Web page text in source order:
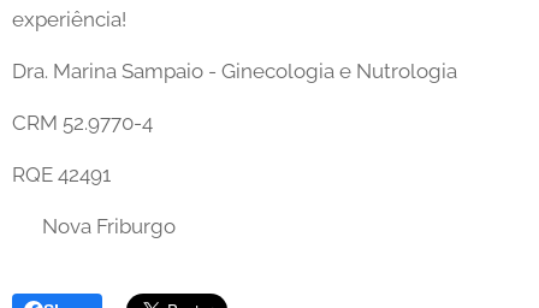
experiência! 😉
Dra. Marina Sampaio - Ginecologia e Nutrologia
CRM 52.9770-4
RQE 42491
📍 Nova Friburgo